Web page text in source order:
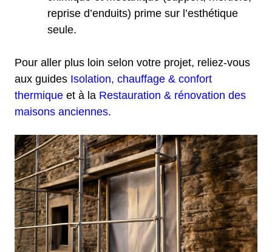
reprise d’enduits) prime sur l’esthétique
seule.
Pour aller plus loin selon votre projet, reliez-vous
aux guides Isolation, chauffage & confort
thermique et à la Restauration & rénovation des
maisons anciennes.